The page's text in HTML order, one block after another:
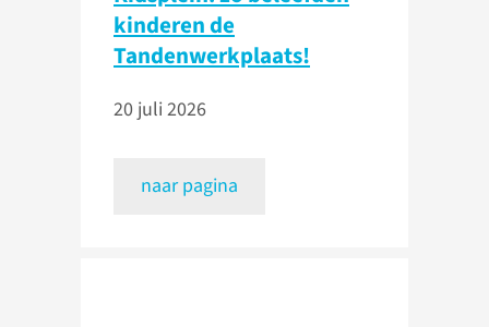
kinderen de
Tandenwerkplaats!
20 juli 2026
naar pagina